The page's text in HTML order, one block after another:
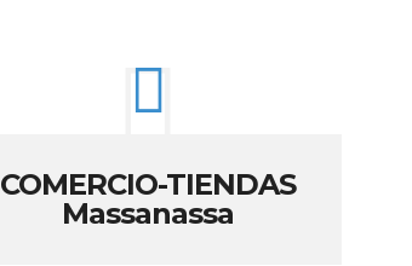
COMERCIO-TIENDAS
Massanassa